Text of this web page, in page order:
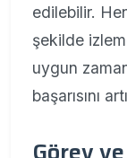
edilebilir.
şekilde
uygun
başarısını